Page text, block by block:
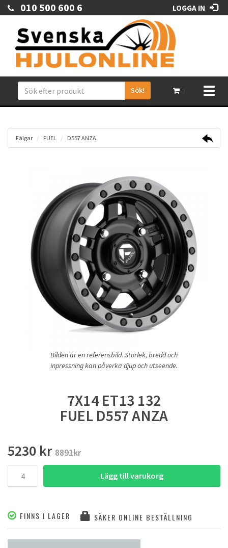
010 500 600 6 LOGGA IN
Sök!
Fälgar FUEL D557 ANZA
Bilden är en referensbild. Storlek, bredd och
inpressning kan påverka djup och utseende.
7X14 ET13 132
FUEL D557 ANZA
5230 kr 8891kr
Lägg till varukorg
FINNS I LAGER SÄKER ONLINE BESTÄLLNING